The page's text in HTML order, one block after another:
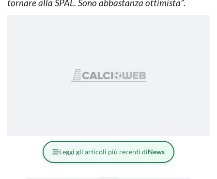
tornare alla SPAL. Sono abbastanza ottimista”.
Leggi gli articoli più recenti diNews